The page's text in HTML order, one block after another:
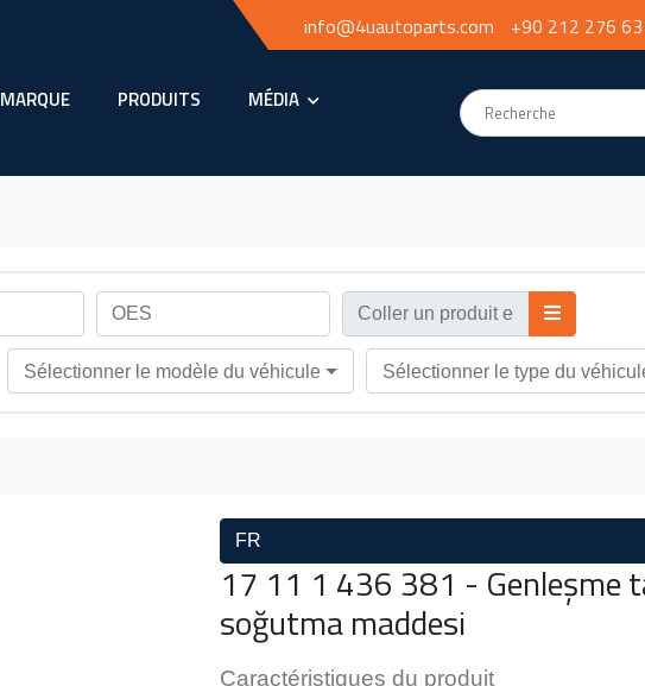
info@4uautoparts.com +90 212 276
MARQUE PRODUITS
MÉDIA
Sélectionner le modèle du véhicule Sélectionner le type du
FR
17 11 1 436 381 - Genleşme
soğutma maddesi
Caractéristiques du produit